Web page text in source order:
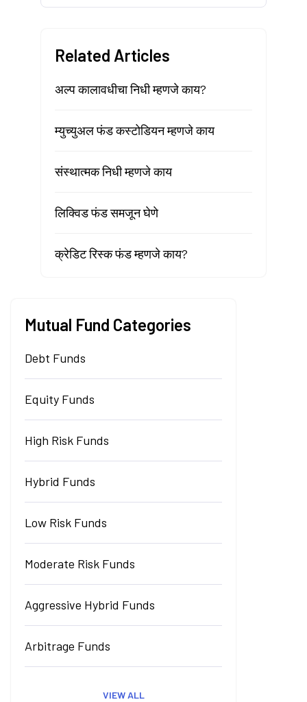
Related Articles
अल्प कालावधीचा निधी म्हणजे काय?
म्युच्युअल फंड कस्टोडियन म्हणजे काय
संस्थात्मक निधी म्हणजे काय
लिक्विड फंड समजून घेणे
क्रेडिट रिस्क फंड म्हणजे काय?
Mutual Fund Categories
Debt Funds
Equity Funds
High Risk Funds
Hybrid Funds
Low Risk Funds
Moderate Risk Funds
Aggressive Hybrid Funds
Arbitrage Funds
VIEW ALL